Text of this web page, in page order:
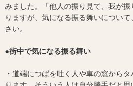
みました。「他人の振り見て、我が
りますが、気になる振る舞いについ
さい。
●街中で気になる振る舞い
・道端につばを吐く人や車の窓から